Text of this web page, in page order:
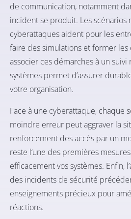
de communication, notamment
incident se produit. Les scénarios
cyberattaques aident pour les
faire des simulations et former les
associer ces démarches à un suivi
systèmes permet d’assurer
votre organisation.
Face à une cyberattaque, chaque
moindre erreur peut aggraver la
renforcement des accès par un
reste l’une des premières
efficacement vos systèmes. Enfin,
des incidents de sécurité
enseignements précieux pour
réactions.